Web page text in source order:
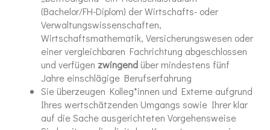
(Bachelor/FH-Diplom) der Wirtschafts- oder
Verwaltungswissenschaften,
Wirtschaftsmathematik, Versicherungswesen oder
einer vergleichbaren Fachrichtung abgeschlossen
und verfügen zwingend über mindestens fünf
Jahre einschlägige Berufserfahrung
Sie überzeugen Kolleg*innen und Externe aufgrund
Ihres wertschätzenden Umgangs sowie Ihrer klar
auf die Sache ausgerichteten Vorgehensweise